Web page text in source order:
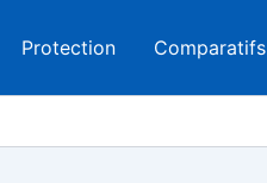
Protection Comparatifs